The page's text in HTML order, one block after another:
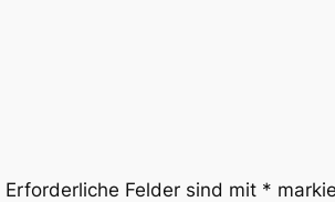
Erforderliche Felder sind mit *